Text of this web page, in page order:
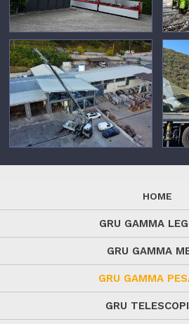
HOME
GRU GAMMA
GRU GAMMA
GRU GAMMA
GRU